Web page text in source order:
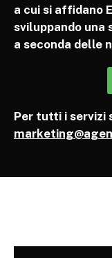
a cui si affidano
sviluppando una
a seconda delle
Per tutti i servizi